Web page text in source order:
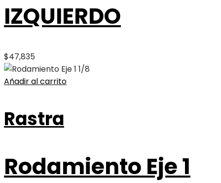
IZQUIERDO
$47,835
Añadir al carrito
Rastra
Rodamiento Eje 1